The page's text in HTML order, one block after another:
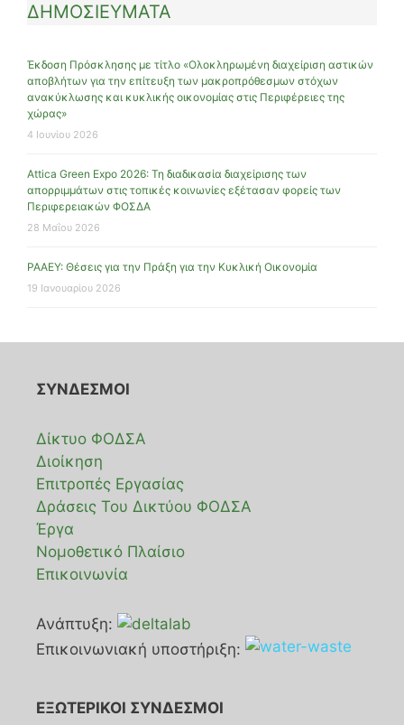
ΔΗΜΟΣΙΕΥΜΑΤΑ
Έκδοση Πρόσκλησης με τίτλο «Ολοκληρωμένη διαχείριση αστικών
αποβλήτων για την επίτευξη των μακροπρόθεσμων στόχων
ανακύκλωσης και κυκλικής οικονομίας στις Περιφέρειες της
χώρας»
4 Ιουνίου 2026
Attica Green Expo 2026: Τη διαδικασία διαχείρισης των
απορριμμάτων στις τοπικές κοινωνίες εξέτασαν φορείς των
Περιφερειακών ΦΟΣΔΑ
28 Μαΐου 2026
ΡΑΑΕΥ: Θέσεις για την Πράξη για την Κυκλική Οικονομία
19 Ιανουαρίου 2026
ΣΥΝΔΕΣΜΟΙ
Δίκτυο ΦΟΔΣΑ
Διοίκηση
Επιτροπές Εργασίας
Δράσεις Του Δικτύου ΦΟΔΣΑ
Έργα
Νομοθετικό Πλαίσιο
Επικοινωνία
Ανάπτυξη:
Επικοινωνιακή υποστήριξη:
ΕΞΩΤΕΡΙΚΟΙ ΣΥΝΔΕΣΜΟΙ